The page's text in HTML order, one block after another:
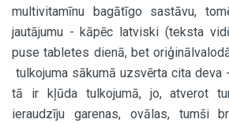
multivitamīnu bagātīgo sastāvu,
jautājumu - kāpēc latviski (teksta
puse tabletes dienā, bet
tulkojuma sākumā uzsvērta cita deva
tā ir kļūda tulkojumā, jo, atverot
ieraudzīju garenas, ovālas, tumši